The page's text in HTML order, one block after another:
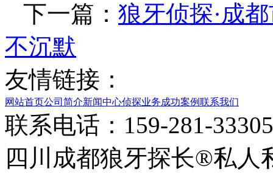
下一篇： 狼牙侦探·成
不沉默
友情链接：
网站首页公司简介新闻中心侦探业务成功案例联系我们
联系电话：159-281-
四川成都狼牙探长®私人